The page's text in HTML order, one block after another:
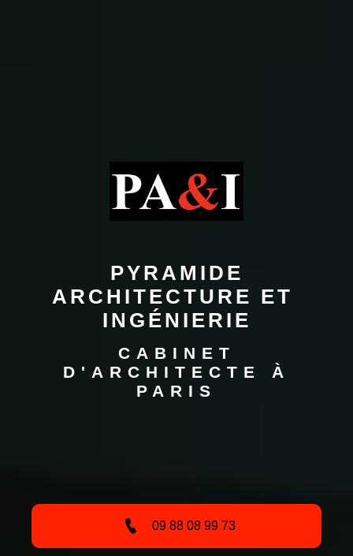
PYRAMIDE
ARCHITECTURE ET
INGÉNIERIE
CABINET
D'ARCHITECTE À
PARIS
09 88 08 99 73